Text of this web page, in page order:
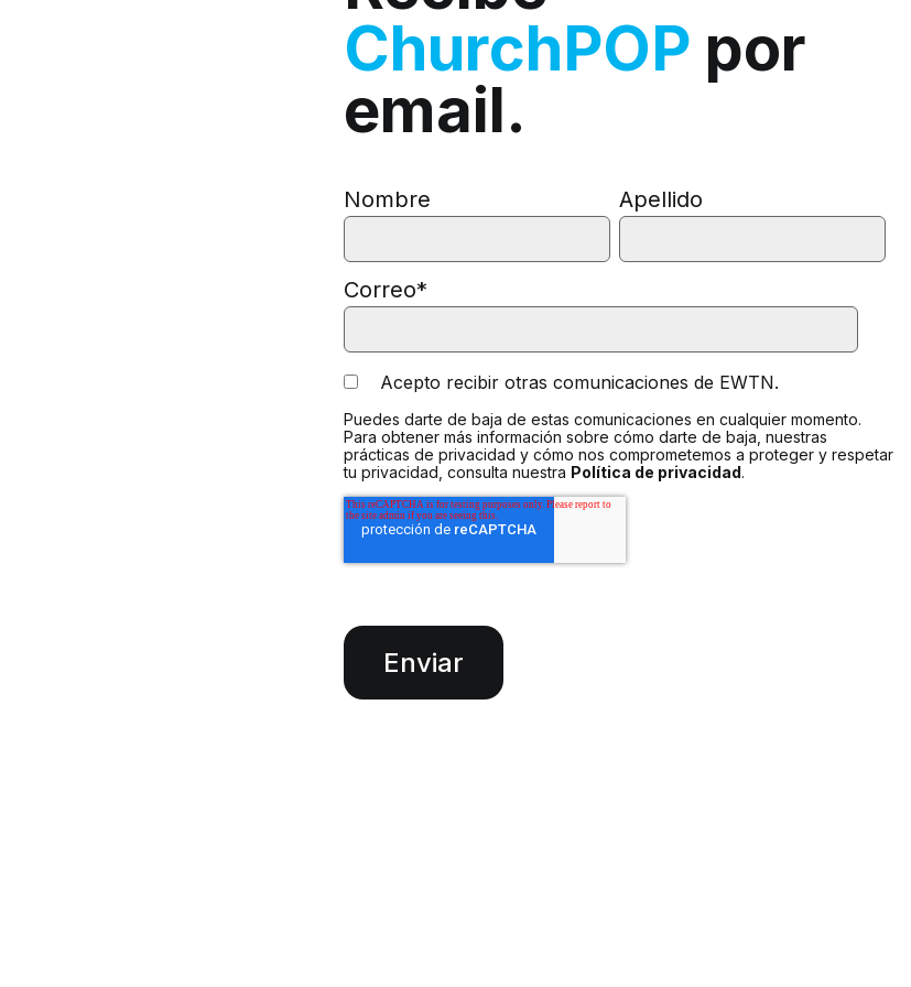
ChurchPOP por
email.
Nombre Apellido
Correo*
Acepto recibir otras comunicaciones de EWTN.
Puedes darte de baja de estas comunicaciones en cualquier momento.
Para obtener más información sobre cómo darte de baja, nuestras
prácticas de privacidad y cómo nos comprometemos a proteger y respetar
tu privacidad, consulta nuestra Política de privacidad.